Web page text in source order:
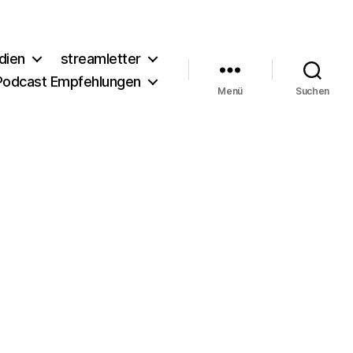
streamletter
Empfehlungen
Menü Suchen